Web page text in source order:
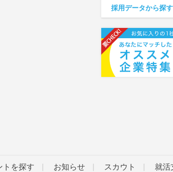
採用データから探す
トを探す お知らせ スカウト 就活